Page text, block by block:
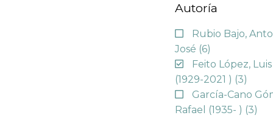
Autoría
Rubio Bajo,
José (6)
Feito López, Luis
(1929-2021 ) (3)
García-Cano
Rafael (1935- ) (3)